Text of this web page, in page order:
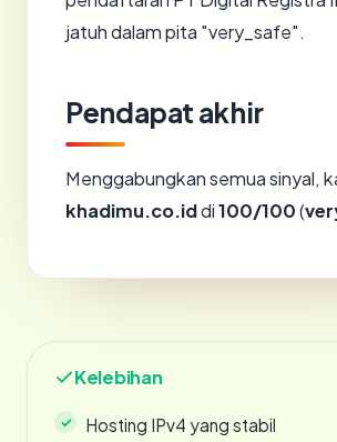
jatuh dalam pita "very_safe".
Pendapat akhir
Menggabungkan semua sinyal,
khadimu.co.iddi100/100(
Kelebihan
Hosting IPv4 yang stabil